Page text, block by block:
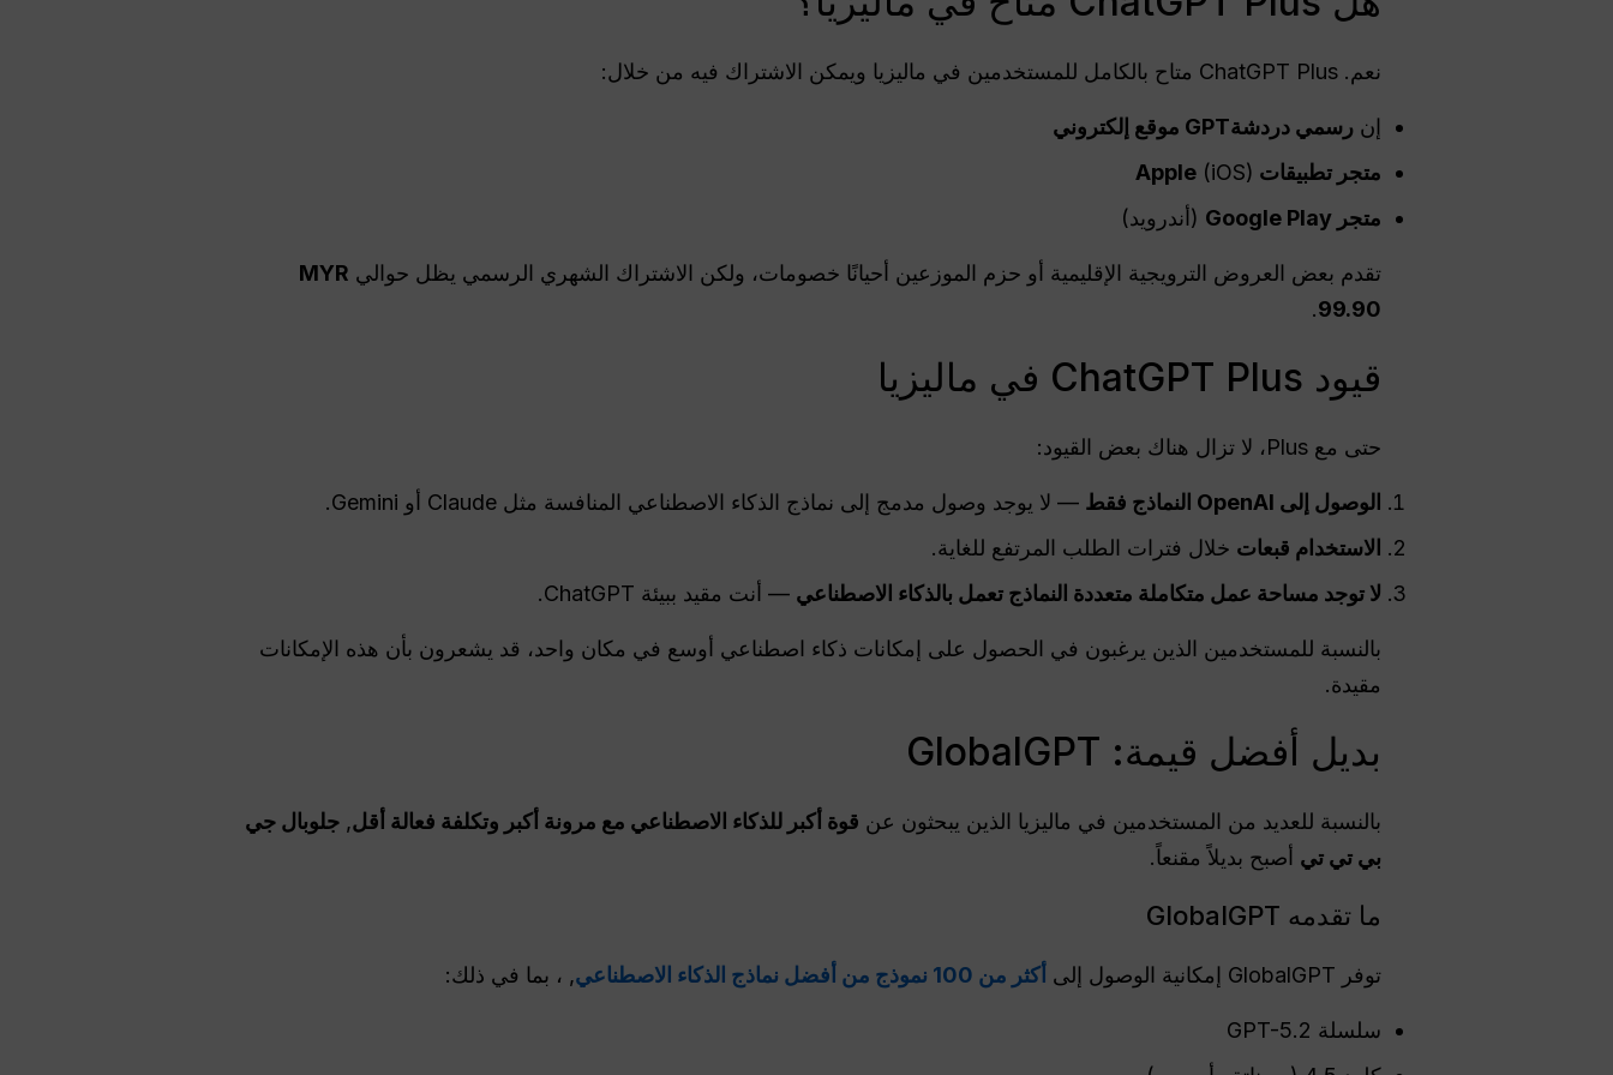
نعم. ChatGPT Plus متاح بالكامل للمستخدمين في ماليزيا ويمكن الاشتراك فيه من خلال:
إن رسمي دردشةGPT
موقع إلكتروني
متجر تطبيقات Apple (iOS)
متجر Google Play
(أندرويد)
تقدم بعض العروض الترويجية الإقليمية أو حزم الموزعين أحيانًا خصومات، ولكن الاشتراك الشهري الرسمي يظل حوالي MYR
99.90
.
قيود ChatGPT Plus في ماليزيا
حتى مع Plus، لا تزال هناك بعض القيود:
الوصول إلى OpenAI النماذج فقط — لا يوجد وصول مدمج إلى نماذج الذكاء الاصطناعي المنافسة مثل Claude أو Gemini.
الاستخدام قبعات خلال فترات الطلب المرتفع للغاية.
لا توجد مساحة عمل متكاملة متعددة النماذج تعمل بالذكاء الاصطناعي — أنت مقيد ببيئة ChatGPT.
بالنسبة للمستخدمين الذين يرغبون في الحصول على إمكانات ذكاء اصطناعي أوسع في مكان واحد، قد يشعرون بأن هذه الإمكانات
مقيدة.
بديل أفضل قيمة: GlobalGPT
بالنسبة للعديد من المستخدمين في ماليزيا الذين يبحثون عن قوة أكبر للذكاء الاصطناعي مع مرونة أكبر وتكلفة فعالة أقل, جلوبال جي
بي تي تي أصبح بديلاً مقنعاً.
ما تقدمه GlobalGPT
توفر GlobalGPT إمكانية الوصول إلى أكثر من 100 نموذج من أفضل نماذج الذكاء الاصطناعي , ، بما في ذلك:
سلسلة GPT-5.2